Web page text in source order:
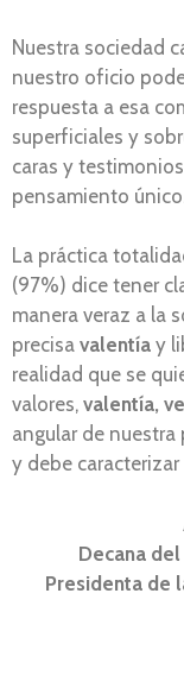
Nuestra sociedad
nuestro oficio
respuesta a esa
superficiales y
caras y
pensamiento
La práctica
(97%) dice tener
manera veraz a la
precisa valentía y
realidad que se
valores, valentía,
angular de
y debe
Decana
Presidenta de